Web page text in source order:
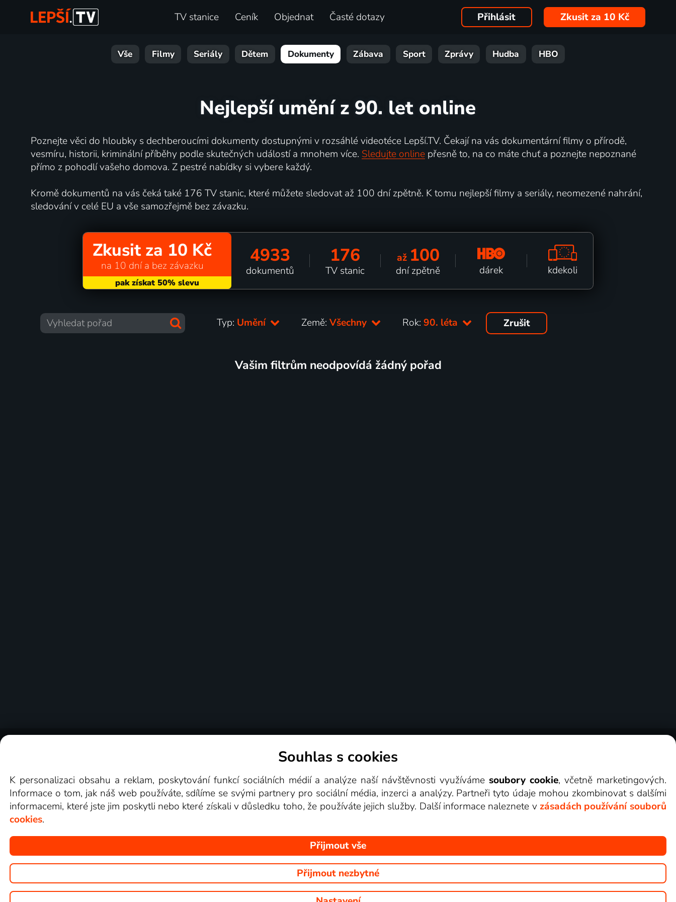
TV stanice Ceník Objednat Časté dotazy Přihlásit Zkusit za 10 Kč
Vše Filmy Seriály Dětem Dokumenty Zábava Sport Zprávy Hudba HBO
Nejlepší umění z 90. let online
Poznejte věci do hloubky s dechberoucími dokumenty dostupnými v rozsáhlé videotéce Lepší.TV. Čekají na vás dokumentární filmy o přírodě,
vesmíru, historii, kriminální příběhy podle skutečných událostí a mnohem více. Sledujte onlinepřesně to, na co máte chuť a poznejte nepoznané
přímo z pohodlí vašeho domova. Z pestré nabídky si vybere každý.
Kromě dokumentů na vás čeká také 176 TV stanic, které můžete sledovat až 100 dní zpětně. K tomu nejlepší filmy a seriály, neomezené nahrání,
sledování v celé EU a vše samozřejmě bez závazku.
Zkusit za 10 Kč
na 10 dní a bez závazku 4933
dokumentů
176
TV stanic
až 100
dní zpětně dárek kdekoli
Typ: Umění Země:Všechny Rok:90. léta Zrušit
Vašim filtrům neodpovídá žádný pořad
Videotéka
Copyright © goNET s.r.o. Na tomto webu jsou zobrazovány obrázky z pořadů TV stanic, které můžete sledovat v Lepší.TV.
Souhlas s cookies
K personalizaci obsahu a reklam, poskytování funkcí sociálních médií a analýze naší návštěvnosti využívámesoubory cookie, včetně marketingových.
Informace o tom, jak náš web používáte, sdílíme se svými partnery pro sociální média, inzerci a analýzy. Partneři tyto údaje mohou zkombinovat s dalšími
informacemi, které jste jim poskytli nebo které získali v důsledku toho, že používáte jejich služby. Další informace naleznete v zásadách používání souborů
cookies.
Přijmout vše
Přijmout nezbytné